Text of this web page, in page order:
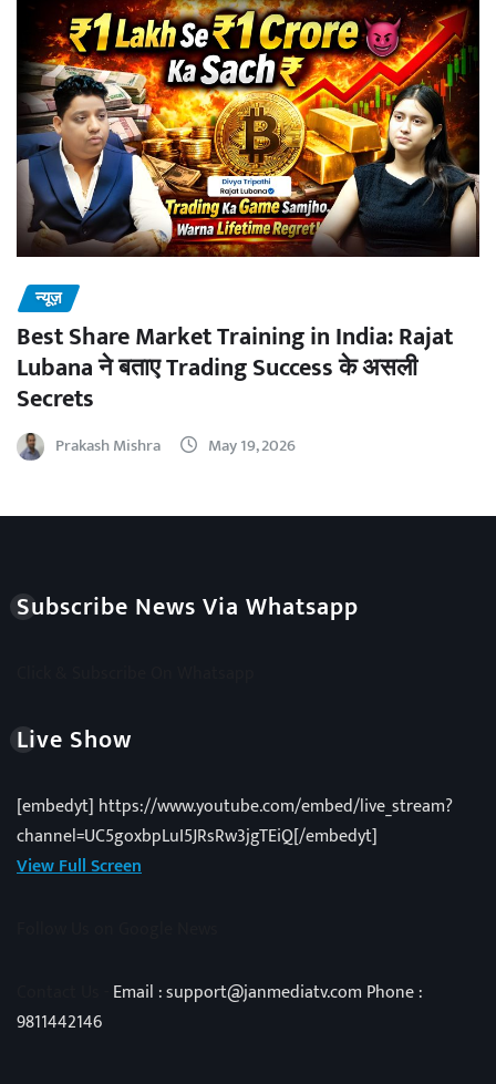
न्यूज़
Best Share Market Training in India: Rajat
Lubana ने बताए Trading Success के असली
Secrets
Prakash Mishra May 19, 2026
Subscribe News Via Whatsapp
Live Show
[embedyt] https://www.youtube.com/embed/live_stream?
channel=UC5goxbpLuI5JRsRw3jgTEiQ[/embedyt]
View Full Screen
Email : support@janmediatv.com Phone :
9811442146